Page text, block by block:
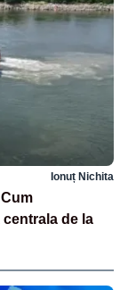
Ionuț Nichita
de la